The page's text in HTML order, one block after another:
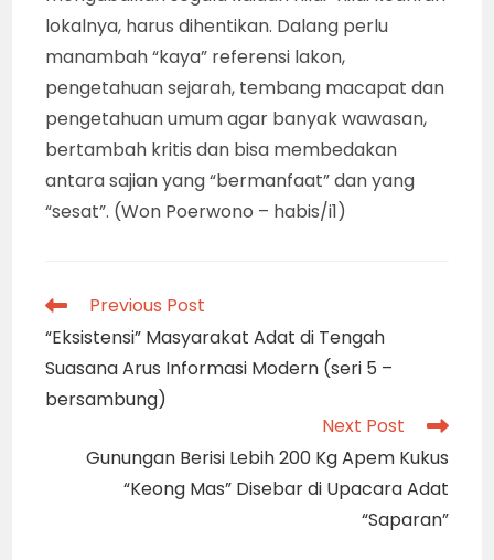
GAGRAG KLASIK : Penyajian seni pertunjukan
wayang kulit “gagrag” Surakarta klasik
konvensional yang sedang digelar kraton,
beberapa tahun lalu, adalah contoh penyajian
wayang sebagai ritual untuk “laku” spiritual,
sakral dan penuh tuntunan”. Bukan untuk
tujuan hura-hura dan “pamer kehebohan”.
Upaya membangun kesadaran para praktisi,
lembaga pendidikan seni dan para pemangku
kepentingan, adalah hal serius untuk
mengembalikan seni wayang kulit pada
marwahnya sebagai seni yang sakral,
transendental dan penuh edukasi moral. Para
dalang perlu merenungkan kembali praktik
berkeseniannya dalam rangka mencari